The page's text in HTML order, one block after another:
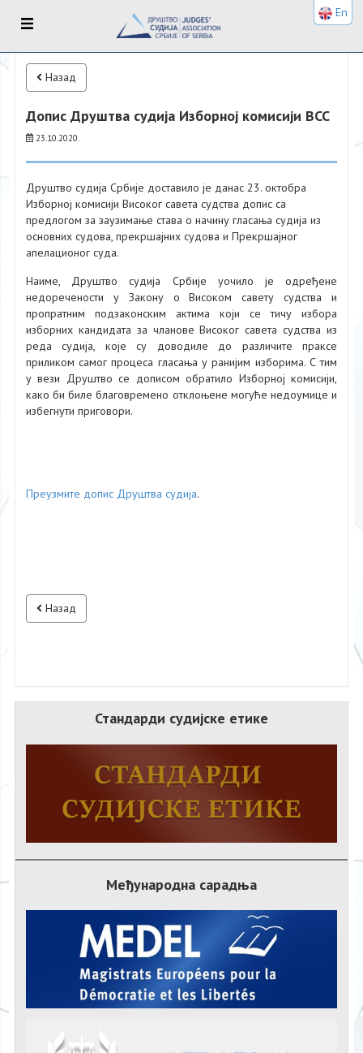
Назад
Допис Друштва судија Изборној комисији ВСС
23.10.2020.
Друштво судија Србије доставило је данас 23. октобра
Изборној комисији Високог савета судства допис са
предлогом за заузимање става о начину гласања судија из
основних судова, прекршајних судова и Прекршајног
апелационог суда.
Наиме, Друштво судија Србије уочило је одређене
недоречености у Закону о Високом савету судства и
пропратним подзаконским актима који се тичу избора
изборних кандидата за чланове Високог савета судства из
реда судија, које су доводиле до различите праксе
приликом самог процеса гласања у ранијим изборима. С тим
у вези Друштво се дописом обратило Изборној комисији,
како би биле благовремено отклоњене могуће недоумице и
избегнути приговори.
Преузмите допис Друштва судија.
Назад
Стандарди судијске етике
Међународна сарадња
En